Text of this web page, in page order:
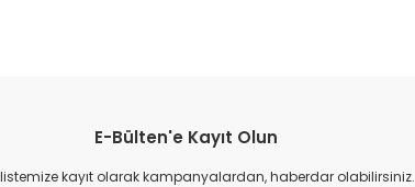
veya görüntülenemiyor.
eksik bilgiler bulunuyor.
E-Bülten'e Kayıt Olun
kayıt olarak kampanyalardan, haberdar olabilirsiniz.